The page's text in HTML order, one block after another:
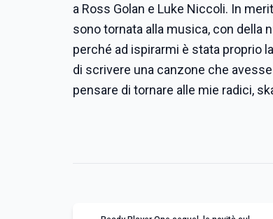
a Ross Golan e Luke Niccoli. In
sono tornata alla musica, con della
perché ad ispirarmi è stata proprio
di scrivere una canzone che
pensare di tornare alle mie radici,